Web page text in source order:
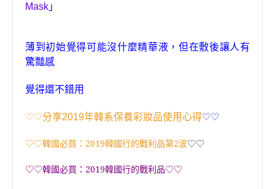
Mask 」
薄到初始覺得可能沒什麼精華液 ，但在敷後讓人有
驚豔感
覺得還不錯用
♡♡分享2019年韓系保養彩妝品使用心得♡♡
♡♡韓國必買：2019韓國行的戰利品第2波♡♡
♡♡韓國必買：2019韓國行的戰利品♡♡